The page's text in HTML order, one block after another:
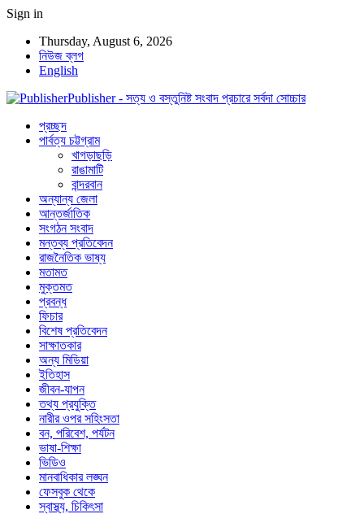
Sign in
Thursday, August 6, 2026
নিউজ ব্লগ
English
Publisher - সত্য ও বস্তুনিষ্ট সংবাদ প্রচারে সর্বদা সোচ্চার
প্রচ্ছদ
পার্বত্য চট্টগ্রাম
খাগড়াছড়ি
রাঙামাটি
বান্দরবান
অন্যান্য জেলা
আন্তর্জাতিক
সংগঠন সংবাদ
মন্তব্য প্রতিবেদন
রাজনৈতিক ভাষ্য
মতামত
মুক্তমত
প্রবন্ধ
ফিচার
বিশেষ প্রতিবেদন
সাক্ষাতকার
অন্য মিডিয়া
ইতিহাস
জীবন-যাপন
তথ্য প্রযুক্তি
নারীর ওপর সহিংসতা
বন, পরিবেশ, পর্যটন
ভাষা-শিক্ষা
ভিডিও
মানবাধিকার লঙ্ঘন
ফেসবুক থেকে
স্বাস্থ্য, চিকিৎসা